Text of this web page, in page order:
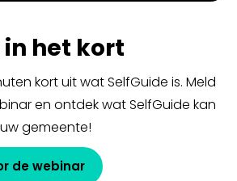
in het kort
kort uit wat SelfGuide is. Meld
en ontdek wat SelfGuide kan
gemeente!
de webinar